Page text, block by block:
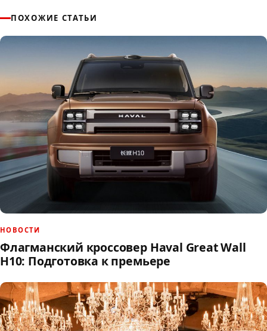
ПОХОЖИЕ СТАТЬИ
НОВОСТИ
Флагманский кроссовер Haval Great Wall
H10: Подготовка к премьере